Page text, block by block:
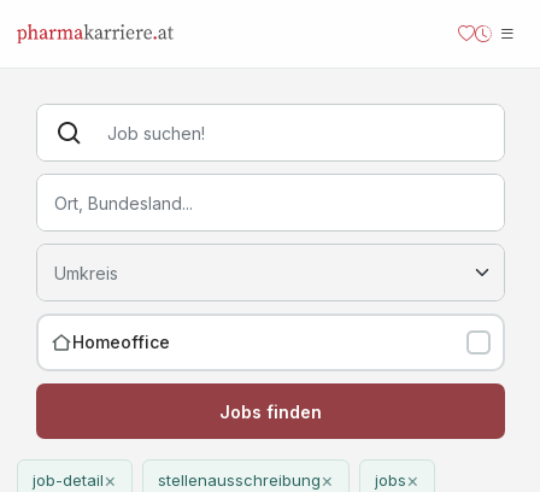
Homeoffice
Jobs finden
job-detail× stellenausschreibung× jobs×